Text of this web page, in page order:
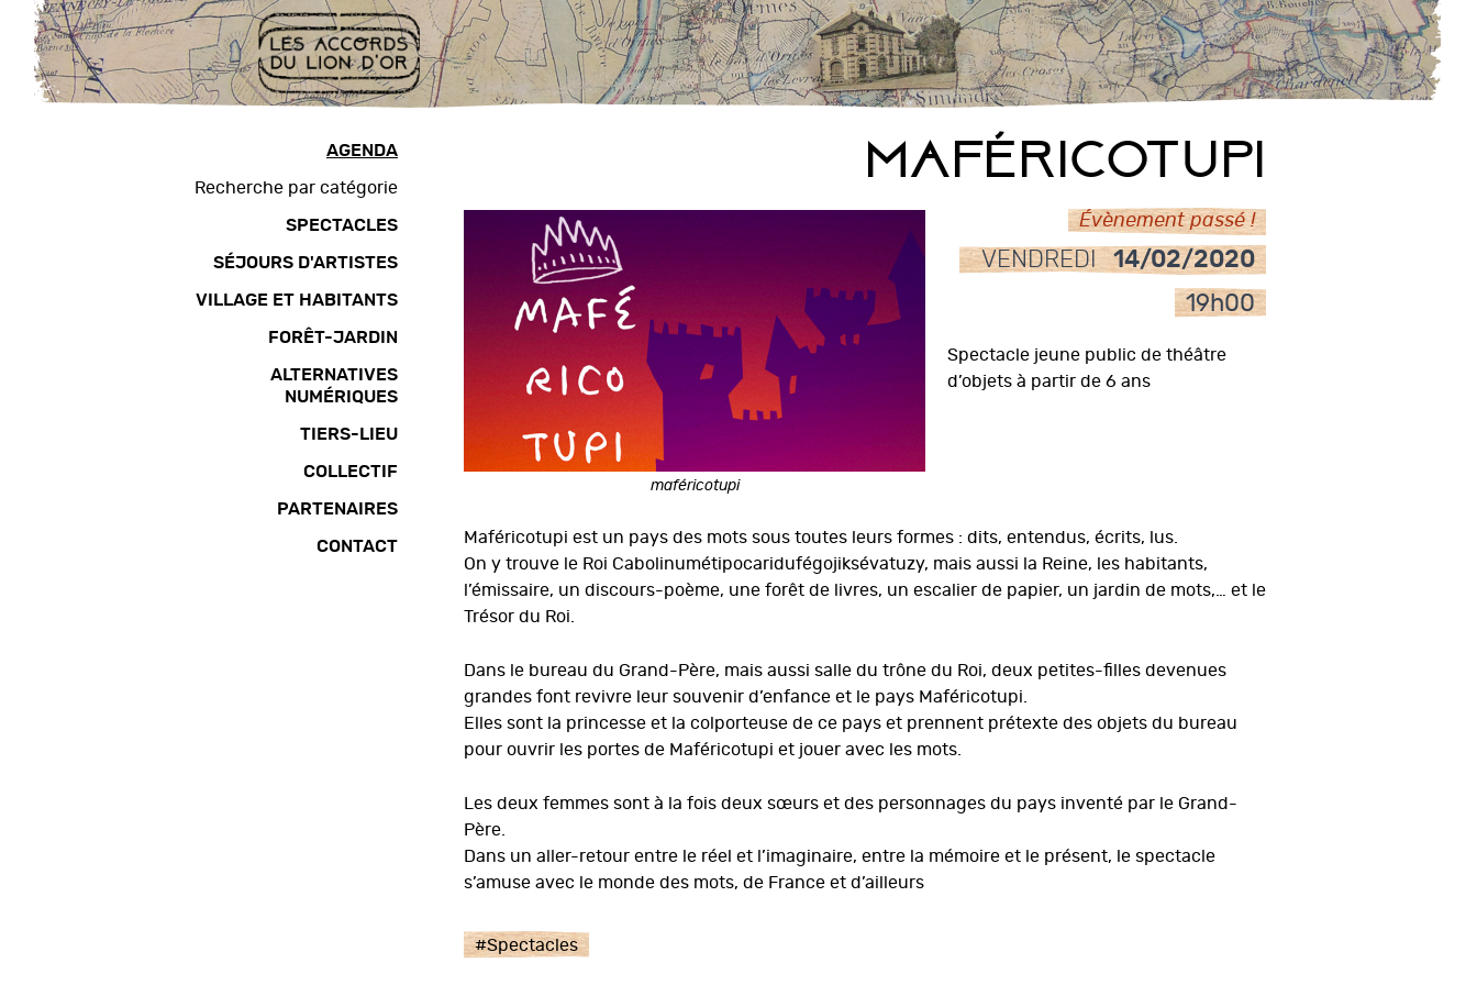
Aller
contenu
Plan
AGENDA
Recherche par catégorie
SPECTACLES
SÉJOURS D'ARTISTES
VILLAGE ET HABITANTS
FORÊT-JARDIN
ALTERNATIVES
NUMÉRIQUES
TIERS-LIEU
COLLECTIF
PARTENAIRES
CONTACT
Maféricotupi
maféricotupi
Évènement passé !
VENDREDI
14/02/2020
19h00
Spectacle jeune public de théâtre
d’objets à partir de 6 ans
Maféricotupi est un pays des mots sous toutes leurs formes : dits, entendus, écrits, lus.
On y trouve le Roi Cabolinumétipocaridufégojiksévatuzy, mais aussi la Reine, les habitants,
l’émissaire, un discours-poème, une forêt de livres, un escalier de papier, un jardin de mots,… et le
Trésor du Roi.
Dans le bureau du Grand-Père, mais aussi salle du trône du Roi, deux petites-filles devenues
grandes font revivre leur souvenir d’enfance et le pays Maféricotupi.
Elles sont la princesse et la colporteuse de ce pays et prennent prétexte des objets du bureau
pour ouvrir les portes de Maféricotupi et jouer avec les mots.
Les deux femmes sont à la fois deux sœurs et des personnages du pays inventé par le Grand-
Père.
Dans un aller-retour entre le réel et l’imaginaire, entre la mémoire et le présent, le spectacle
s’amuse avec le monde des mots, de France et d’ailleurs
#Spectacles